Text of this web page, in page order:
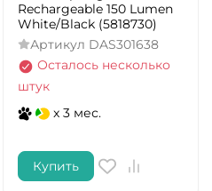
Rechargeable 150 Lumen
White/Black (5818730)
Артикул DAS301638
Осталось несколько
штук
x 3 мес.
Купить